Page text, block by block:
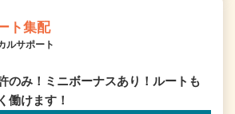
ト集配
ルサポート
のみ！ミニボーナスあり！ルートも
働けます！